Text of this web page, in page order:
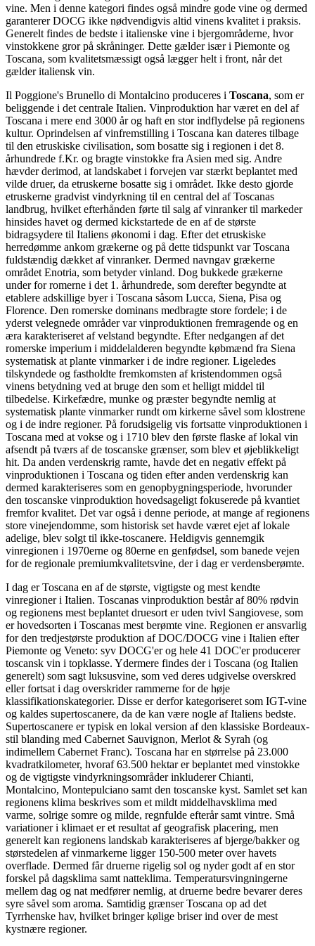
vine. Men i denne kategori findes også mindre gode vine og dermed
garanterer DOCG ikke nødvendigvis altid vinens kvalitet i praksis.
Generelt findes de bedste i italienske vine i bjergområderne, hvor
vinstokkene gror på skråninger. Dette gælder især i Piemonte og
Toscana, som kvalitetsmæssigt også lægger helt i front, når det
gælder italiensk vin.
Il Poggione's Brunello di Montalcino produceres i Toscana, som er
beliggende i det centrale Italien. Vinproduktion har været en del af
Toscana i mere end 3000 år og haft en stor indflydelse på regionens
kultur. Oprindelsen af vinfremstilling i Toscana kan dateres tilbage
til den etruskiske civilisation, som bosatte sig i regionen i det 8.
århundrede f.Kr. og bragte vinstokke fra Asien med sig. Andre
hævder derimod, at landskabet i forvejen var stærkt beplantet med
vilde druer, da etruskerne bosatte sig i området. Ikke desto gjorde
etruskerne gradvist vindyrkning til en central del af Toscanas
landbrug, hvilket efterhånden førte til salg af vinranker til markeder
hinsides havet og dermed kickstartede de en af de største
bidragsydere til Italiens økonomi i dag. Efter det etruskiske
herredømme ankom grækerne og på dette tidspunkt var Toscana
fuldstændig dækket af vinranker. Dermed navngav grækerne
området Enotria, som betyder vinland. Dog bukkede grækerne
under for romerne i det 1. århundrede, som derefter begyndte at
etablere adskillige byer i Toscana såsom Lucca, Siena, Pisa og
Florence. Den romerske dominans medbragte store fordele; i de
yderst velegnede områder var vinproduktionen fremragende og en
æra karakteriseret af velstand begyndte. Efter nedgangen af det
romerske imperium i middelalderen begyndte købmænd fra Siena
systematisk at plante vinmarker i de indre regioner. Ligeledes
tilskyndede og fastholdte fremkomsten af kristendommen også
vinens betydning ved at bruge den som et helligt middel til
tilbedelse. Kirkefædre, munke og præster begyndte nemlig at
systematisk plante vinmarker rundt om kirkerne såvel som klostrene
og i de indre regioner. På forudsigelig vis fortsatte vinproduktionen i
Toscana med at vokse og i 1710 blev den første flaske af lokal vin
afsendt på tværs af de toscanske grænser, som blev et øjeblikkeligt
hit. Da anden verdenskrig ramte, havde det en negativ effekt på
vinproduktionen i Toscana og tiden efter anden verdenskrig kan
dermed karakteriseres som en genopbygningsperiode, hvorunder
den toscanske vinproduktion hovedsageligt fokuserede på kvantiet
fremfor kvalitet. Det var også i denne periode, at mange af regionens
store vinejendomme, som historisk set havde været ejet af lokale
adelige, blev solgt til ikke-toscanere. Heldigvis gennemgik
vinregionen i 1970erne og 80erne en genfødsel, som banede vejen
for de regionale premiumkvalitetsvine, der i dag er verdensberømte.
I dag er Toscana en af de største, vigtigste og mest kendte
vinregioner i Italien. Toscanas vinproduktion består af 80% rødvin
og regionens mest beplantet druesort er uden tvivl Sangiovese, som
er hovedsorten i Toscanas mest berømte vine. Regionen er ansvarlig
for den tredjestørste produktion af DOC/DOCG vine i Italien efter
Piemonte og Veneto: syv DOCG'er og hele 41 DOC'er producerer
toscansk vin i topklasse. Ydermere findes der i Toscana (og Italien
generelt) som sagt luksusvine, som ved deres udgivelse overskred
eller fortsat i dag overskrider rammerne for de høje
klassifikationskategorier. Disse er derfor kategoriseret som IGT-vine
og kaldes supertoscanere, da de kan være nogle af Italiens bedste.
Supertoscanere er typisk en lokal version af den klassiske Bordeaux-
stil blanding med Cabernet Sauvignon, Merlot & Syrah (og
indimellem Cabernet Franc). Toscana har en størrelse på 23.000
kvadratkilometer, hvoraf 63.500 hektar er beplantet med vinstokke
og de vigtigste vindyrkningsområder inkluderer Chianti,
Montalcino, Montepulciano samt den toscanske kyst. Samlet set kan
regionens klima beskrives som et mildt middelhavsklima med
varme, solrige somre og milde, regnfulde efterår samt vintre. Små
variationer i klimaet er et resultat af geografisk placering, men
generelt kan regionens landskab karakteriseres af bjerge/bakker og
størstedelen af vinmarkerne ligger 150-500 meter over havets
overflade. Dermed får druerne rigelig sol og nyder godt af en stor
forskel på dagsklima samt natteklima. Temperatursvingningerne
mellem dag og nat medfører nemlig, at druerne bedre bevarer deres
syre såvel som aroma. Samtidig grænser Toscana op ad det
Tyrrhenske hav, hvilket bringer kølige briser ind over de mest
kystnære regioner.